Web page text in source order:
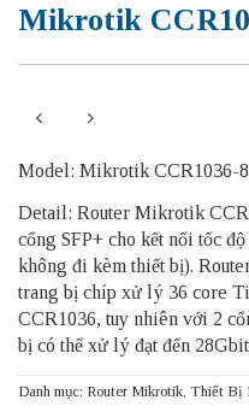
Mikrotik
Model: Mikrotik CCR1036-
Detail: Router Mikrotik
cổng SFP+ cho kết nối tốc
không đi kèm thiết bị).
trang bị chíp xử lý 36 core
CCR1036, tuy nhiên với 2
bị có thể xử lý đạt đến
Danh mục: Router Mikrotik, Thiết Bị